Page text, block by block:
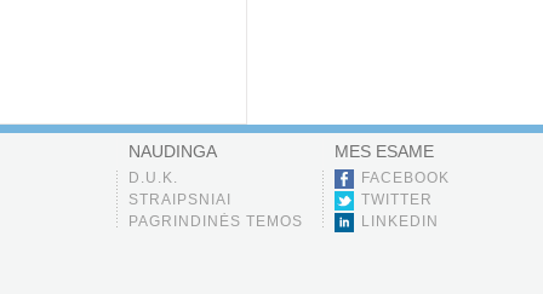
NAUDINGA
D.U.K.
STRAIPSNIAI
PAGRINDINĖS TEMOS
MES ESAME
FACEBOOK
TWITTER
LINKEDIN